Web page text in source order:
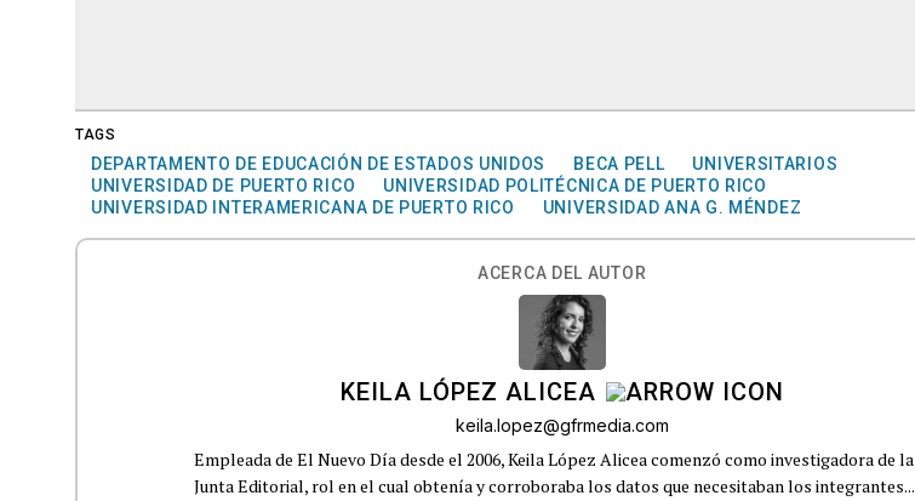
TAGS
DEPARTAMENTO DE EDUCACIÓN DE ESTADOS UNIDOS BECA PELL
UNIVERSITARIOS
UNIVERSIDAD DE PUERTO RICO
UNIVERSIDAD POLITÉCNICA DE PUERTO RICO
UNIVERSIDAD INTERAMERICANA DE PUERTO RICO
UNIVERSIDAD ANA G. MÉNDEZ
ACERCA DEL AUTOR
KEILA LÓPEZ ALICEA
keila.lopez@gfrmedia.com
Empleada de El Nuevo Día desde el 2006, Keila López Alicea comenzó como investigadora de la
Junta Editorial, rol en el cual obtenía y corroboraba los datos que necesitaban los integrantes...